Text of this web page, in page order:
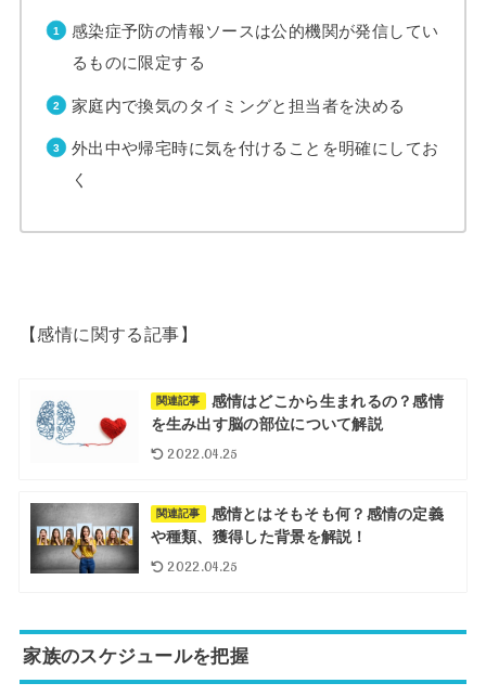
感染症予防の情報ソースは公的機関が発信してい
るものに限定する
家庭内で換気のタイミングと担当者を決める
外出中や帰宅時に気を付けることを明確にしてお
く
【感情に関する記事】
関連記事
感情はどこから生まれるの？感情
を生み出す脳の部位について解説
2022.04.25
関連記事
感情とはそもそも何？感情の定義
や種類、獲得した背景を解説！
2022.04.25
家族のスケジュールを把握